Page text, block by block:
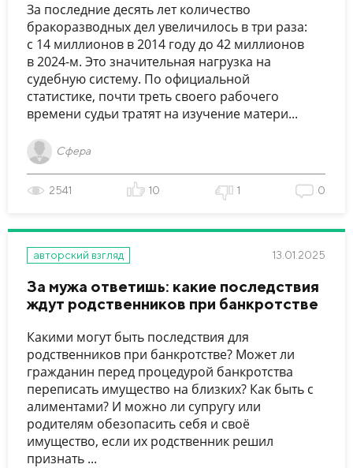
За последние десять лет количество
бракоразводных дел увеличилось в три раза:
с 14 миллионов в 2014 году до 42 миллионов
в 2024-м. Это значительная нагрузка на
судебную систему. По официальной
статистике, почти треть своего рабочего
времени судьи тратят на изучение матери...
Сфера
2541 10 1 0
авторский взгляд 13.01.2025
За мужа ответишь: какие последствия
ждут родственников при банкротстве
Какими могут быть последствия для
родственников при банкротстве? Может ли
гражданин перед процедурой банкротства
переписать имущество на близких? Как быть с
алиментами? И можно ли супругу или
родителям обезопасить себя и своё
имущество, если их родственник решил
признать ...